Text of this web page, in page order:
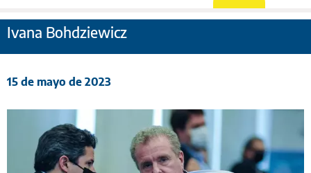
Ivana Bohdziewicz
15 de mayo de 2023